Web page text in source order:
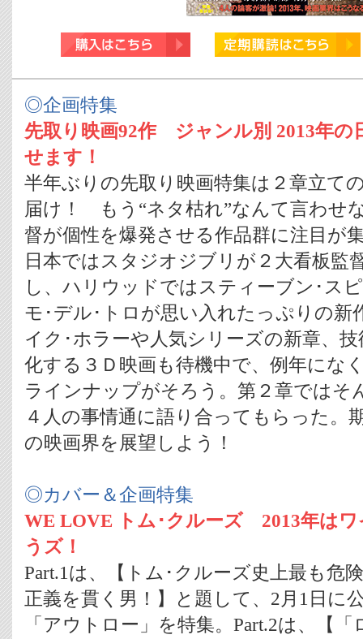
◎企画特集
先取り映画92作 ジャンル別 2013年の
せます！
半年ぶりの先取り映画特集は２章立て
届け！ もう“ネタ枯れ”なんて言わせ
督が個性を爆発させる作品群に注目が
日本ではスタジオジブリが２大看板監
し、ハリウッドではスティーブン･ス
モ･デル･トロが思い入れたっぷりの新
イク･ホラーや人気シリーズの新章、
化する３Ｄ映画も待機中で、例年にな
ラインナップがそろう。第２章ではそ
４人の事情通に語り合ってもらった。
の映画界を展望しよう！
◎カバー＆企画特集
WE LOVE トム･クルーズ 2013年は
うズ！
Part.1は、【トム･クルーズ史上最も危
正義を貫く男！】と題して、2月1日に
「アウトロー」を特集。Part.2は、【